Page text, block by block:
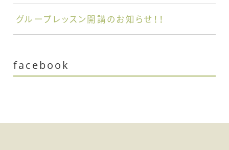
グループレッスン開講のお知らせ！！
facebook